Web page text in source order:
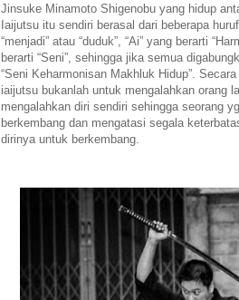
Jinsuke Minamoto Shigenobu yang hidup
Iaijutsu itu sendiri berasal dari beberapa
“menjadi” atau “duduk”, “Ai” yang berarti
berarti “Seni”, sehingga jika semua
“Seni Keharmonisan Makhluk Hidup”.
iaijutsu bukanlah untuk mengalahkan orang
mengalahkan diri sendiri sehingga seorang
berkembang dan mengatasi segala
dirinya untuk berkembang.